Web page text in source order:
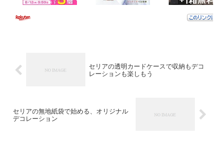
セリアの透明カードケースで収納もデコ
レーションも楽しもう
セリアの無地紙袋で始める、オリジナル
デコレーション